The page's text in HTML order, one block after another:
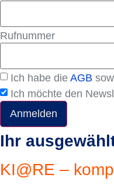
Rufnummer
Ich habe die AGB
Ich möchte den
Anmelden
Ihr
KI@RE –